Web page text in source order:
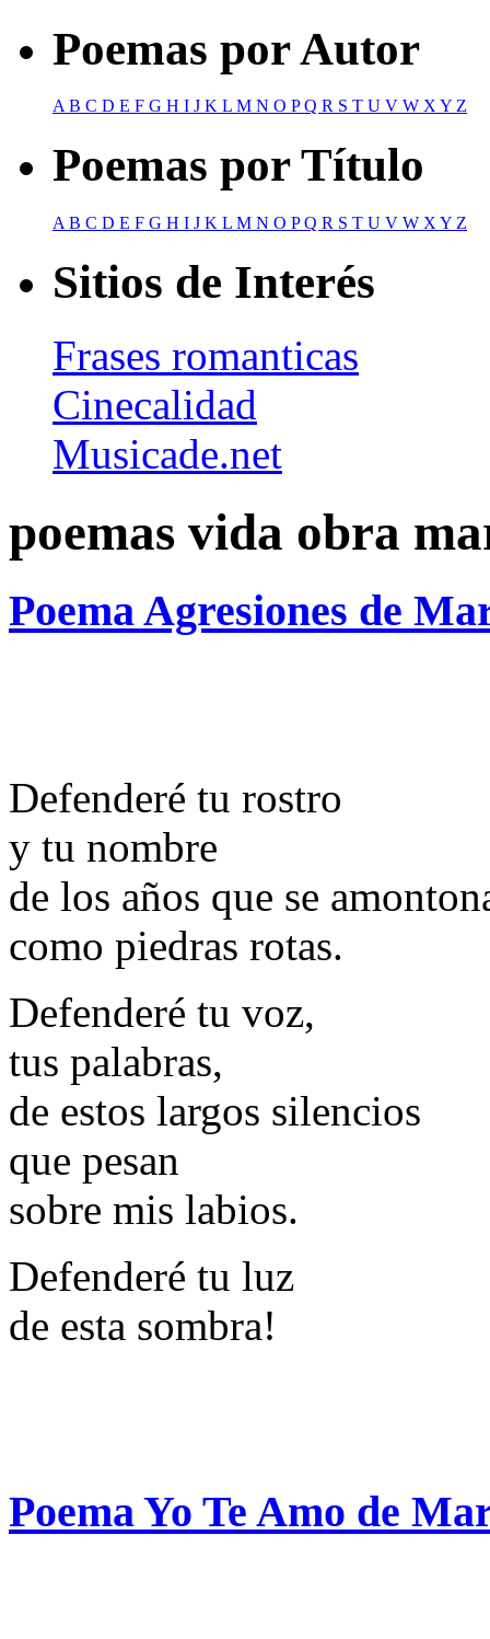
Poemas por Autor
AB C D E F G H I J K L M N O PQ R S T U V W XY Z
Poemas por Título
A B C D E F G H I J K L M N O PQ R S T U V W X Y Z
Sitios de Interés
Frases romanticas
Cinecalidad
Musicade.net
poemas vida obra
Poema Agresiones de
Defenderé tu rostro
y tu nombre
de los años que se
como piedras rotas.
Defenderé tu voz,
tus palabras,
de estos largos silencios
que pesan
sobre mis labios.
Defenderé tu luz
de esta sombra!
Poema Yo Te Amo de